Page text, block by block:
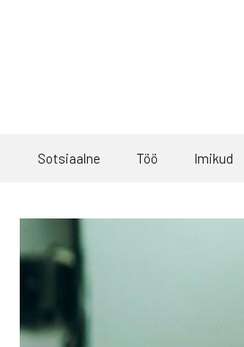
Sotsiaalne Töö Imikud